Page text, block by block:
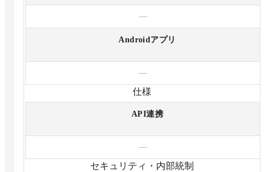
—
Androidアプリ
—
仕様
API連携
—
セキュリティ・内部統制